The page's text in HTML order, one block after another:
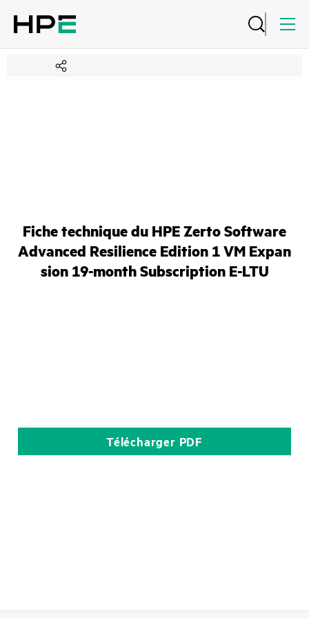
Fiche technique du HPE Zerto Software
Advanced Resilience Edition 1 VM Expan
sion 19-month Subscription E-LTU
Télécharger PDF